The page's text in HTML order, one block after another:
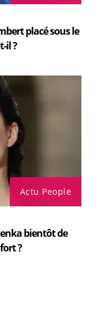
placé sous le
il ?
Actu People
bientôt de
?